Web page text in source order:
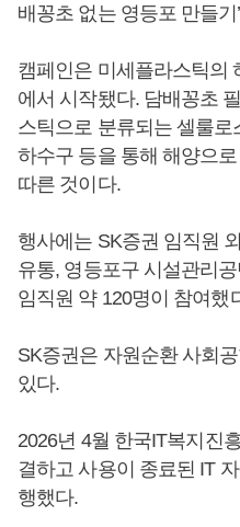
배꽁초 없는 영등포 만들
캠페인은 미세플라스틱의
에서 시작됐다. 담배꽁초
스틱으로 분류되는 셀룰
하수구 등을 통해 해양으
따른 것이다.
행사에는 SK증권 임직원
유통, 영등포구 시설관리공
임직원 약 120명이 참여했
SK증권은 자원순환 사회
있다.
2026년 4월 한국IT복지진
결하고 사용이 종료된 IT
행했다.